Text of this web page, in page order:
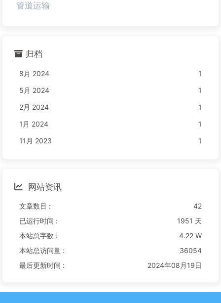
管道运输
归档
8月 2024
1
5月 2024
1
2月 2024
1
1月 2024
1
11月 2023
1
网站资讯
文章数目 :
42
已运行时间 :
1951 天
本站总字数 :
4.22 W
本站总访问量 :
36054
最后更新时间 :
2024年08月19日